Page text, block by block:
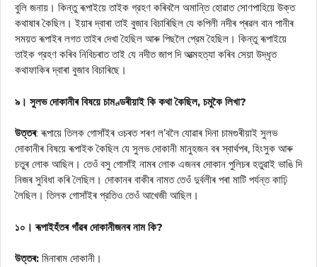
বুলি জনায়। কিন্তু ৰূপাইয়ে তাইক গ্রহণ কৰিবলৈ অমান্তি হোৱাত সোণপাহিয়ে উক্ত
কথাষাৰ কৈছিল। ইয়াৰ দ্বাৰা তাই বুজাব বিচাৰিছিল যে কপিলী নদীৰ প্ৰৱল বান পানীৰ
সময়ত ৰূপাইৰ লগত তাইৰ দেখা হৈছিল আৰু পিছলৈ প্রেম হৈছিল। কিন্তু ৰূপাইয়ে
তাইক গ্রহণ কৰিব নিবিচৰাত তাই যে নদীত জাপ দি আত্মহত্যা কৰিব সেয়া উদ্ধৃত
কথাফাকিৰ দ্বাৰা বুজাব বিচাৰিছে।
৯। সুলভ দোকানীৰ বিষয়ে চামণ্ডৰীয়াই কি কথা কৈছিল, চমুকৈ লিখা?
উত্তৰ: ৰূপায়ে তিলক গোসাঁইৰ ওচৰত শৰণ ল’বলৈ যোৱাৰ দিনা চামগুৰীয়াই সুলভ
দোকানীৰ বিষয়ে ৰূপাইক কৈছিল যে সুলভ দোকানী মানুহজন বৰ স্বাৰ্থপৰ, হিংসুক আৰু
চতুৰ লোক আছিল। তেওঁ বসু গোসাঁই নামৰ লোক এজনৰ দোকান পুলিচৰ হতুৱাই ভাঙি দি
নিজৰ সুবিধা কৰি লৈছিল। দোকানৰ বাকীৰ নামত তেওঁ দুৰ্বলীৰ পৰা মাটি পর্যন্ত কাঢ়ি
লৈছিল। তিলক গোসাঁইৰ প্রতিও তেওঁ আখেজী আছিল।
১০। ৰূপাইহঁতৰ গাঁৱৰ দোকানীজনৰ নাম কি?
উত্তৰ: মিনাৰাম দোকানী।